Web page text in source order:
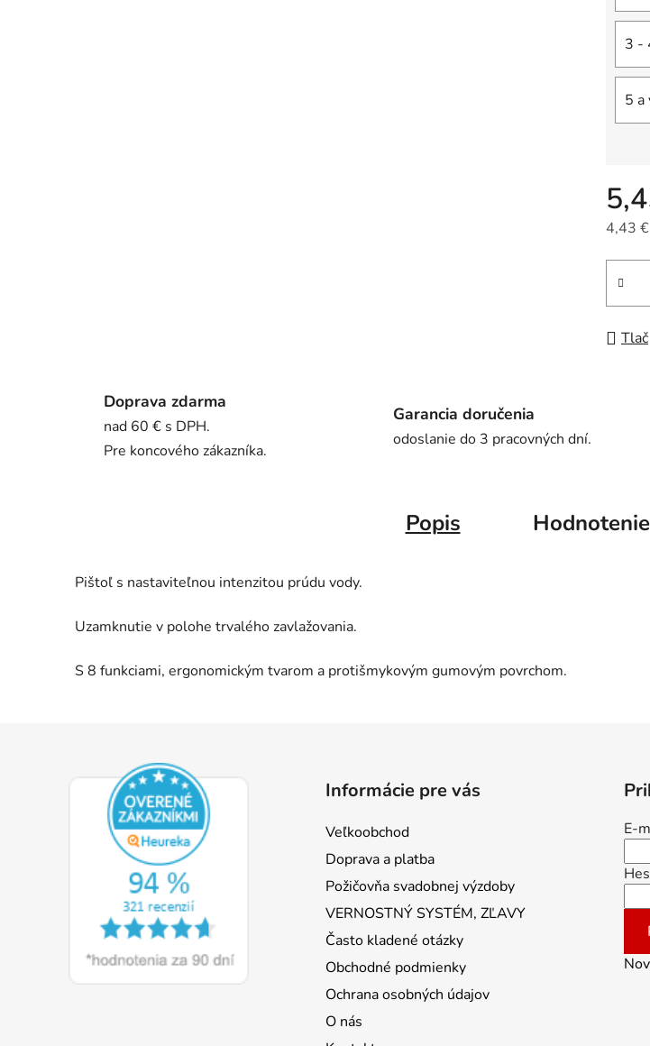
3 -
5 a
4,43
Tlač
Doprava zdarma
nad 60 € s DPH.
Pre koncového zákazníka.
Garancia doručenia
odoslanie do 3 pracovných dní.
Popis Hodnotenie
Pištoľ s nastaviteľnou intenzitou prúdu vody.
Uzamknutie v polohe trvalého zavlažovania.
S 8 funkciami, ergonomickým tvarom a protišmykovým gumovým povrchom.
Informácie pre vás
Veľkoobchod
Doprava a platba
Požičovňa svadobnej výzdoby
VERNOSTNÝ SYSTÉM, ZĽAVY
Často kladené otázky
Obchodné podmienky
Ochrana osobných údajov
O nás
E-